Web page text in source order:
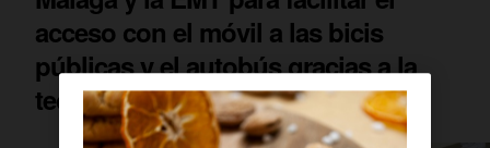
acceso con el móvil a las bicis
públicas y el autobús gracias a la
tecnología NFC